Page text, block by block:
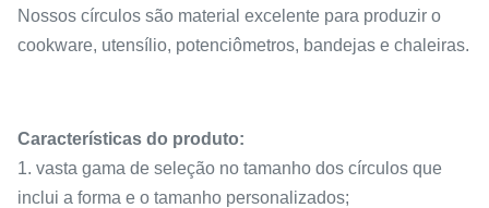
Nossos círculos são material excelente para produzir o
cookware, utensílio, potenciômetros, bandejas e chaleiras.
Características do produto:
1. vasta gama de seleção no tamanho dos círculos que
inclui a forma e o tamanho personalizados;